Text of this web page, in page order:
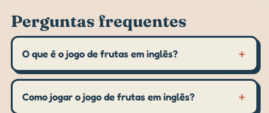
Perguntas frequentes
O que é o jogo de frutas em inglês?
Como jogar o jogo de frutas em inglês?